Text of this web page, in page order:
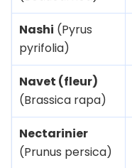
Nashi (Pyrus
pyrifolia)
Navet (fleur)
(Brassica rapa)
Nectarinier
(Prunus persica)